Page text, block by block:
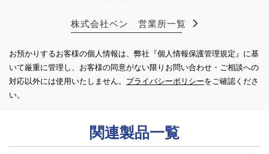
株式会社ベン 営業所一覧
お預かりするお客様の個人情報は、弊社『個人情報保護管理規定』に基
いて厳重に管理し、お客様の同意がない限り お問い合わせ・ご相談への
対応以外には使用いたしません。 プライバシーポリシーをご確認くださ
い。
関連製品一覧